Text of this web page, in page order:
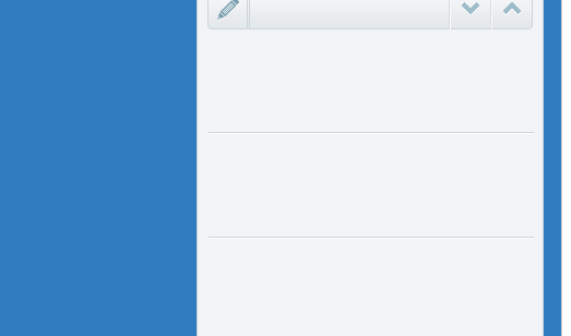
ئادالەتسىزلىك ئازابى كىشىلەرنى ئادالەتلىك
قىلامدۇ؟ مەمەت ئ...